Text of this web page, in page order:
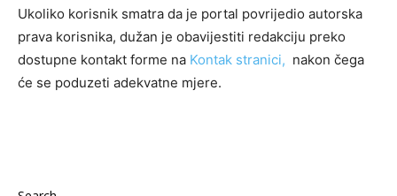
Ukoliko korisnik smatra da je portal povrijedio autorska
prava korisnika, dužan je obavijestiti redakciju preko
dostupne kontakt forme na Kontak stranici, nakon čega
će se poduzeti adekvatne mjere.